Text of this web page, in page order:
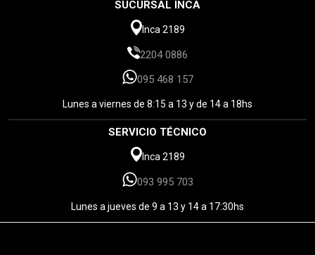
SUCURSAL INCA
Inca 2189
2204 0886
095 468 157
Lunes a viernes de 8:15 a 13 y de 14 a 18hs
SERVICIO TÉCNICO
Inca 2189
093 995 703
Lunes a jueves de 9 a 13 y 14 a 17:30hs